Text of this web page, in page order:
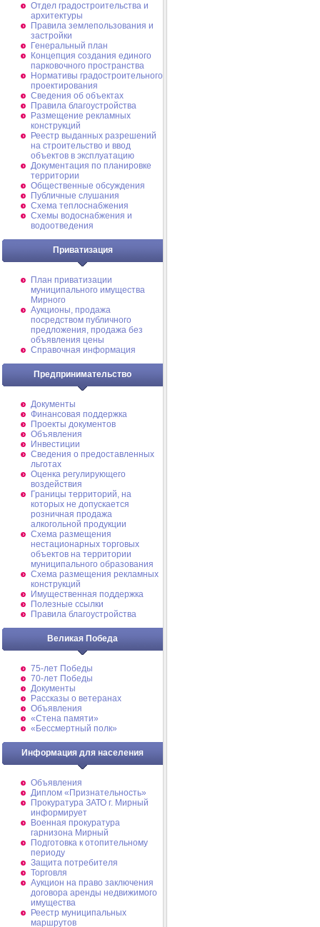
Отдел градостроительства и
архитектуры
Правила землепользования и
застройки
Генеральный план
Концепция создания единого
парковочного пространства
Нормативы градостроительного
проектирования
Сведения об объектах
Правила благоустройства
Размещение рекламных
конструкций
Реестр выданных разрешений
на строительство и ввод
объектов в эксплуатацию
Документация по планировке
территории
Общественные обсуждения
Публичные слушания
Схема теплоснабжения
Схемы водоснабжения и
водоотведения
Приватизация
План приватизации
муниципального имущества
Мирного
Аукционы, продажа
посредством публичного
предложения, продажа без
объявления цены
Справочная информация
Предпринимательство
Документы
Финансовая поддержка
Проекты документов
Объявления
Инвестиции
Сведения о предоставленных
льготах
Оценка регулирующего
воздействия
Границы территорий, на
которых не допускается
розничная продажа
алкогольной продукции
Схема размещения
нестационарных торговых
объектов на территории
муниципального образования
Схема размещения рекламных
конструкций
Имущественная поддержка
Полезные ссылки
Правила благоустройства
Великая Победа
75-лет Победы
70-лет Победы
Документы
Рассказы о ветеранах
Объявления
«Стена памяти»
«Бессмертный полк»
Информация для населения
Объявления
Диплом «Признательность»
Прокуратура ЗАТО г. Мирный
информирует
Военная прокуратура
гарнизона Мирный
Подготовка к отопительному
периоду
Защита потребителя
Торговля
Аукцион на право заключения
договора аренды недвижимого
имущества
Реестр муниципальных
маршрутов